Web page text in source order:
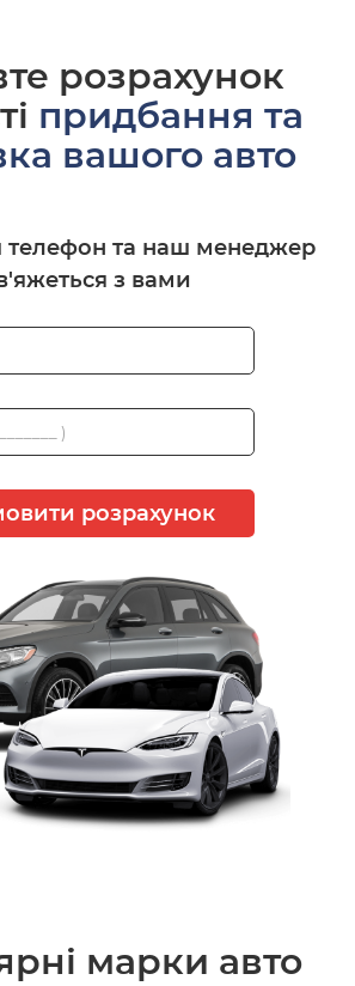
розрахунок
придбання та
вашого авто
телефон та наш менеджер
з вами
розрахунок
марки авто